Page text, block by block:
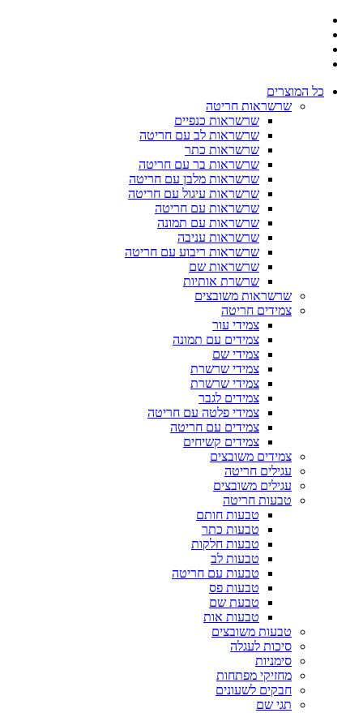
כל המוצרים
שרשראות חריטה
שרשראות כנפיים
שרשראות לב עם חריטה
שרשראות כתר
שרשראות בר עם חריטה
שרשראות מלבן עם חריטה
שרשראות עיגול עם חריטה
שרשראות עם חריטה
שרשראות עם תמונה
שרשראות עניבה
שרשראות ריבוע עם חריטה
שרשראות שם
שרשרת אותיות
שרשראות משובצים
צמידים חריטה
צמידי עור
צמידים עם תמונה
צמידי שם
צמידי שרשרת
צמידי שרשרת
צמידים לגבר
צמידי פלטה עם חריטה
צמידים עם חריטה
צמידים קשיחים
צמידים משובצים
עגילים חריטה
עגילים משובצים
טבעות חריטה
טבעות חותם
טבעות כתר
טבעות חלקות
טבעות לב
טבעות עם חריטה
טבעות פס
טבעת שם
טבעות אות
טבעות משובצים
סיכות לעגלה
סימניות
מחזיקי מפתחות
חבקים לשעונים
תגי שם